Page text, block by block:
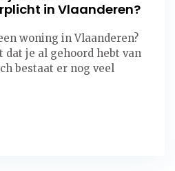
in Vlaanderen?
woning in Vlaanderen?
dat je al gehoord hebt van
bestaat er nog veel